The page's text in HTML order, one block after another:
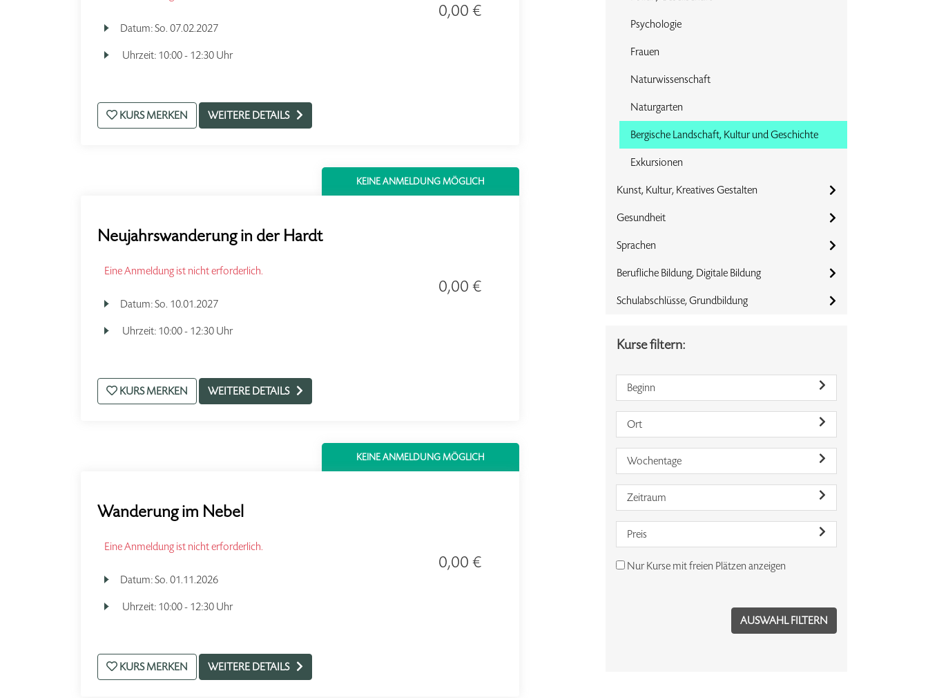
Datum:So. 07.02.2027
Uhrzeit: 10:00 - 12:30 Uhr
0,00 €
KURS MERKEN WEITERE DETAILS
KEINE ANMELDUNG MÖGLICH
Neujahrswanderung in der Hardt
Eine Anmeldung ist nicht erforderlich.
Datum:So. 10.01.2027
Uhrzeit: 10:00 - 12:30 Uhr
0,00 €
KURS MERKEN WEITERE DETAILS
KEINE ANMELDUNG MÖGLICH
Wanderung im Nebel
Eine Anmeldung ist nicht erforderlich.
Datum:So. 01.11.2026
Uhrzeit: 10:00 - 12:30 Uhr
0,00 €
KURS MERKEN WEITERE DETAILS
Psychologie
Frauen
Naturwissenschaft
Naturgarten
Bergische Landschaft, Kultur und Geschichte
Exkursionen
Kunst, Kultur, Kreatives Gestalten
Gesundheit
Sprachen
Berufliche Bildung, Digitale Bildung
Schulabschlüsse, Grundbildung
Kurse filtern:
Beginn
Ort
Wochentage
Zeitraum
Preis
Nur Kurse mit freien Plätzen anzeigen